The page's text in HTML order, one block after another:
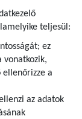
teljesül:
ez
ellenőrizze a
az adatok